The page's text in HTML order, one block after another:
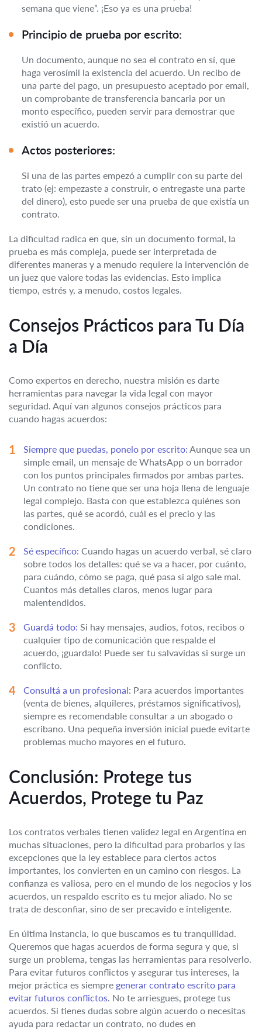
semana que viene”. ¡Eso ya es una prueba!
Principio de prueba por escrito:
Un documento, aunque no sea el contrato en sí, que
haga verosímil la existencia del acuerdo. Un recibo de
una parte del pago, un presupuesto aceptado por email,
un comprobante de transferencia bancaria por un
monto específico, pueden servir para demostrar que
existió un acuerdo.
Actos posteriores:
Si una de las partes empezó a cumplir con su parte del
trato (ej: empezaste a construir, o entregaste una parte
del dinero), esto puede ser una prueba de que existía un
contrato.
La dificultad radica en que, sin un documento formal, la
prueba es más compleja, puede ser interpretada de
diferentes maneras y a menudo requiere la intervención de
un juez que valore todas las evidencias. Esto implica
tiempo, estrés y, a menudo, costos legales.
Consejos Prácticos para Tu Día
a Día
Como expertos en derecho, nuestra misión es darte
herramientas para navegar la vida legal con mayor
seguridad. Aquí van algunos consejos prácticos para
cuando hagas acuerdos:
Siempre que puedas, ponelo por escrito: Aunque sea un
simple email, un mensaje de WhatsApp o un borrador
con los puntos principales firmados por ambas partes.
Un contrato no tiene que ser una hoja llena de lenguaje
legal complejo. Basta con que establezca quiénes son
las partes, qué se acordó, cuál es el precio y las
condiciones.
Sé específico: Cuando hagas un acuerdo verbal, sé claro
sobre todos los detalles: qué se va a hacer, por cuánto,
para cuándo, cómo se paga, qué pasa si algo sale mal.
Cuantos más detalles claros, menos lugar para
malentendidos.
Guardá todo: Si hay mensajes, audios, fotos, recibos o
cualquier tipo de comunicación que respalde el
acuerdo, ¡guardalo! Puede ser tu salvavidas si surge un
conflicto.
Consultá a un profesional: Para acuerdos importantes
(venta de bienes, alquileres, préstamos significativos),
siempre es recomendable consultar a un abogado o
escribano. Una pequeña inversión inicial puede evitarte
problemas mucho mayores en el futuro.
Conclusión: Protege tus
Acuerdos, Protege tu Paz
Los contratos verbales tienen validez legal en Argentina en
muchas situaciones, pero la dificultad para probarlos y las
excepciones que la ley establece para ciertos actos
importantes, los convierten en un camino con riesgos. La
confianza es valiosa, pero en el mundo de los negocios y los
acuerdos, un respaldo escrito es tu mejor aliado. No se
trata de desconfiar, sino de ser precavido e inteligente.
En última instancia, lo que buscamos es tu tranquilidad.
Queremos que hagas acuerdos de forma segura y que, si
surge un problema, tengas las herramientas para resolverlo.
Para evitar futuros conflictos y asegurar tus intereses, la
mejor práctica es siempre generar contrato escrito para
evitar futuros conflictos. No te arriesgues, protege tus
acuerdos. Si tienes dudas sobre algún acuerdo o necesitas
ayuda para redactar un contrato, no dudes en